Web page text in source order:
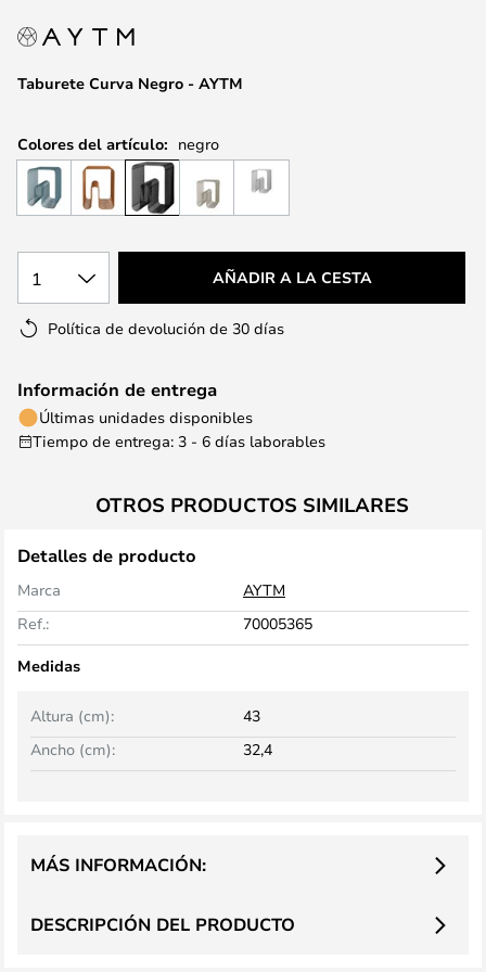
galería
imágenes
Taburete Curva Negro - AYTM
Colores del artículo: negro
1 AÑADIR A LA CESTA
Política de devolución de 30 días
Información de entrega
Últimas unidades disponibles
Tiempo de entrega: 3 - 6 días laborables
OTROS PRODUCTOS SIMILARES
Detalles de producto
Marca
AYTM
Ref.:
70005365
Medidas
Ancho (cm): 32,4
Altura (cm): 43
DESCRIPCIÓN DEL PRODUCTO
MÁS INFORMACIÓN: